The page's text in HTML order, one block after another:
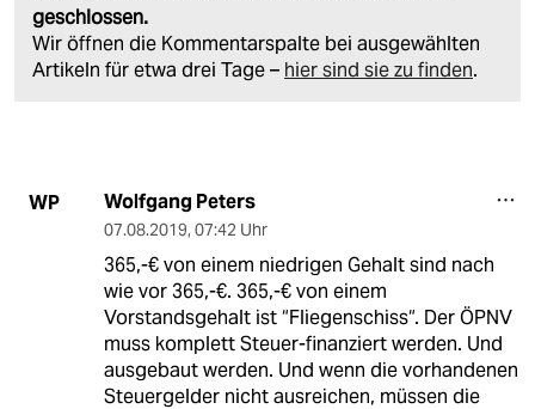
geschlossen.
Wir öffnen die Kommentarspalte bei ausgewählten
Artikeln für etwa drei Tage – hier sind sie zu finden.
WP Wolfgang Peters
07.08.2019, 07:42 Uhr
365,-€ von einem niedrigen Gehalt sind nach
wie vor 365,-€. 365,-€ von einem
Vorstandsgehalt ist “Fliegenschiss“. Der ÖPNV
muss komplett Steuer-finanziert werden. Und
ausgebaut werden. Und wenn die vorhandenen
Steuergelder nicht ausreichen, müssen die